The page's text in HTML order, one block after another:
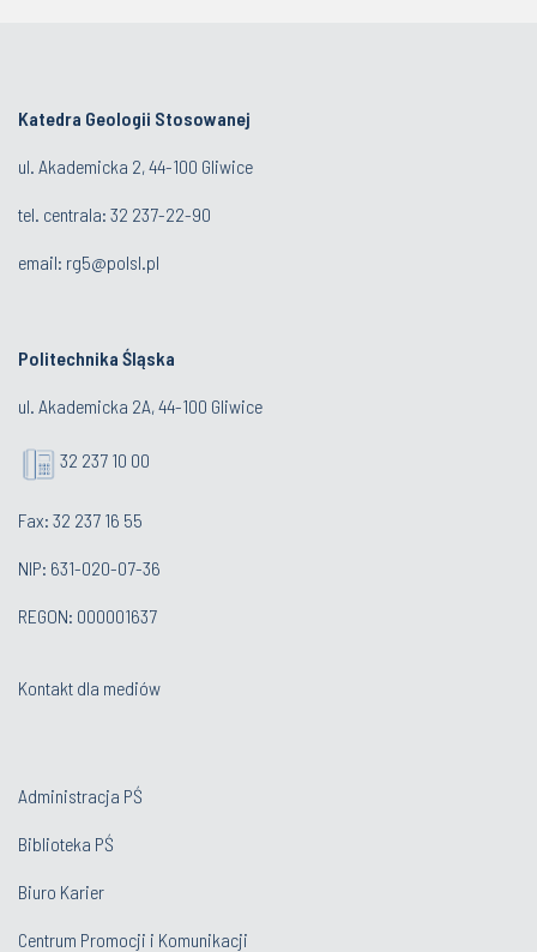
Katedra Geologii Stosowanej
ul. Akademicka 2, 44-100 Gliwice
tel. centrala: 32 237-22-90
email: rg5@polsl.pl
Politechnika Śląska
ul. Akademicka 2A, 44-100 Gliwice
32 237 10 00
Fax: 32 237 16 55
NIP: 631-020-07-36
REGON: 000001637
Kontakt dla mediów
Administracja PŚ
Biblioteka PŚ
Biuro Karier
Centrum Promocji i Komunikacji